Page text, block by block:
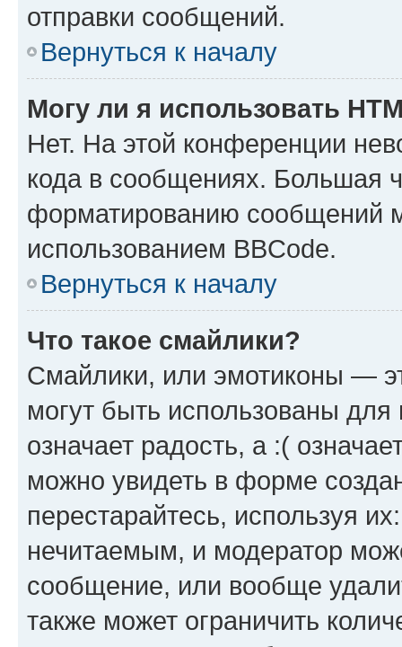
отправки сообщений.
Вернуться к началу
Могу ли я использовать
Нет. На этой конференции
кода в сообщениях. Большая
форматированию сообщений
использованием BBCode.
Вернуться к началу
Что такое смайлики?
Смайлики, или эмотиконы —
могут быть использованы
означает радость, а :(
можно увидеть в форме
перестарайтесь, используя
нечитаемым, и модератор
сообщение, или вообще
также может ограничить